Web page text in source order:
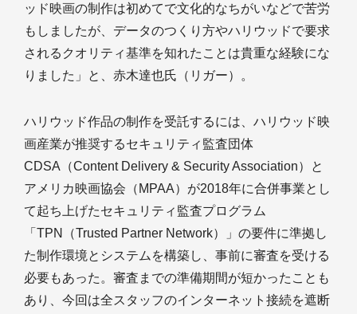
ッド映画の制作は初めてで文化的なちがいなどで苦労
もしましたが、データのつくり方やハリウッドで要求
されるクオリティ基準を知れたことは貴重な経験にな
りました」と、赤木達也氏（リガー）。
ハリウッド作品の制作を受託するには、ハリウッド映
画産業が推奨するセキュリティ監査団体
CDSA（Content Delivery & Security Association）と
アメリカ映画協会（MPAA）が2018年に合併事業とし
て起ち上げたセキュリティ監査プログラム
「TPN（Trusted Partner Network）」の要件に準拠し
た制作環境とシステムを構築し、事前に審査を受ける
必要もあった。審査までの準備期間が短かったことも
あり、今回は全スタッフのインターネット接続を遮断